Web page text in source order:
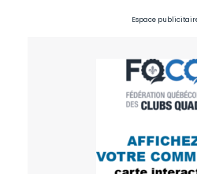
Espace